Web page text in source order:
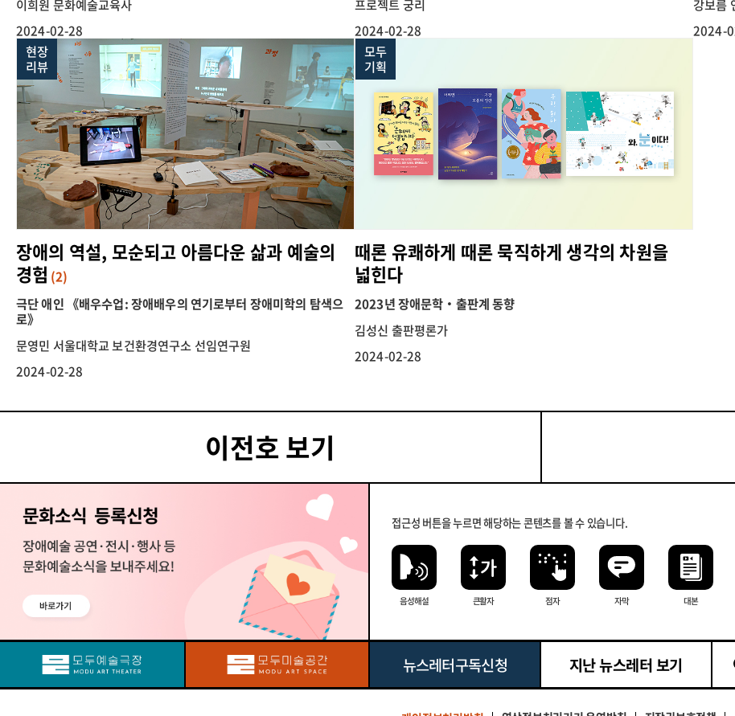
이희원 문화예술교육사
2024-02-28
프로젝트 궁리
2024-02-28
강보름
2024-
현장
리뷰
장애의 역설, 모순되고 아름다운 삶과 예술의
경험 (2)
극단 애인 《배우수업: 장애배우의 연기로부터 장애미학의 탐색으
로》
문영민 서울대학교 보건환경연구소 선임연구원
2024-02-28
모두
기획
때론 유쾌하게 때론 묵직하게 생각의 차원을
넓힌다
2023년 장애문학‧출판계 동향
김성신 출판평론가
2024-02-28
이전호 보기
접근성 버튼을 누르면 해당하는 콘텐츠를 볼 수 있습니다.
음성해설 큰 활자 점자 자막 대본
뉴스레터 구독신청 지난 뉴스레터 보기